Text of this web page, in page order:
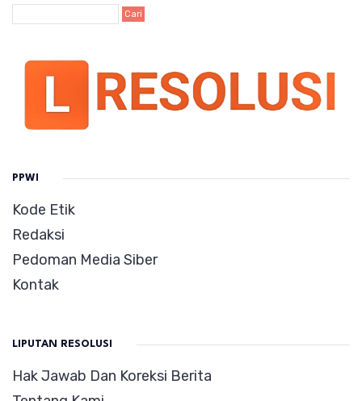
PPWI
Kode Etik
Redaksi
Pedoman Media Siber
Kontak
LIPUTAN RESOLUSI
Hak Jawab Dan Koreksi Berita